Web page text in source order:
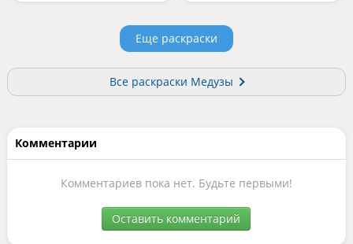
Еще раскраски
Все раскраски Медузы
Комментарии
Комментариев пока нет. Будьте первыми!
Оставить комментарий